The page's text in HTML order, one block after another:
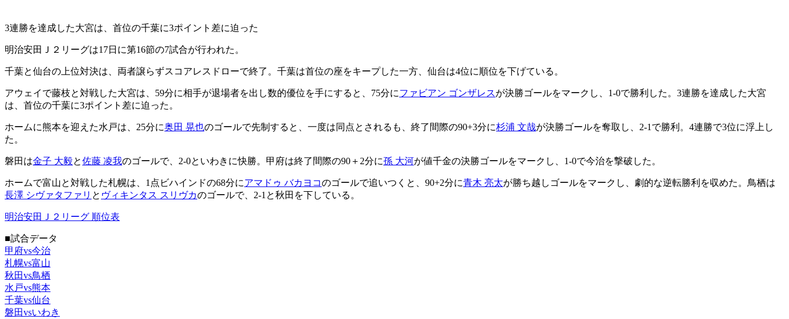
3連勝を達成した大宮は、首位の千葉に3ポイント差に迫った
明治安田Ｊ２リーグは17日に第16節の7試合が行われた。
千葉と仙台の上位対決は、両者譲らずスコアレスドローで終了。千葉は首位の座をキープした一方、仙台は4位に順位を下げている。
アウェイで藤枝と対戦した大宮は、59分に相手が退場者を出し数的優位を手にすると、75分にファビアン ゴンザレスが決勝ゴールをマークし、1-0で勝利した。3連勝を達成した大宮
は、首位の千葉に3ポイント差に迫った。
ホームに熊本を迎えた水戸は、25分に奥田 晃也のゴールで先制すると、一度は同点とされるも、終了間際の90+3分に杉浦 文哉が決勝ゴールを奪取し、2-1で勝利。4連勝で3位に浮上し
た。
磐田は金子 大毅と佐藤 凌我のゴールで、2-0といわきに快勝。甲府は終了間際の90＋2分に孫 大河が値千金の決勝ゴールをマークし、1-0で今治を撃破した。
ホームで富山と対戦した札幌は、1点ビハインドの68分にアマドゥ バカヨコのゴールで追いつくと、90+2分に青木 亮太が勝ち越しゴールをマークし、劇的な逆転勝利を収めた。鳥栖は
長澤 シヴァタファリ と ヴィキンタス スリヴカのゴールで、2-1と秋田を下している。
明治安田Ｊ２リーグ 順位表
■試合データ
甲府vs今治
札幌vs富山
秋田vs鳥栖
水戸vs熊本
千葉vs仙台
磐田vsいわき